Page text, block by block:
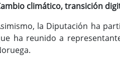
climático, transición
la Diputación ha
ha reunido a